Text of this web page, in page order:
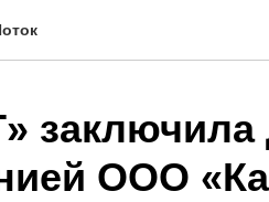
заключила
ООО